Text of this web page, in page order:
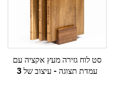
סט לוח גזירה מעץ אקציה עם
עמדת תצוגה - עיצוב של 3